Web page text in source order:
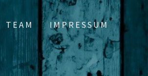
TEAM IMPRESSUM